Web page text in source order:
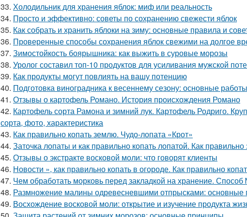
33. Холодильник для хранения яблок: миф или реальность
34. Просто и эффективно: советы по сохранению свежести яблок
35. Как собрать и хранить яблоки на зиму: основные правила и
36. Проверенные способы сохранения яблок свежими на долгое
37. Зимостойкость боярышника: как выжить в суровые морозы
38. Уролог составил топ-10 продуктов для усиливания мужской
39. Как продукты могут повлиять на вашу потенцию
40. Подготовка виноградника к весеннему сезону: основные
41. Отзывы о картофель Романо. История происхождения Романо
42. Картофель сорта Рамона и зимний лук. Картофель Родриго.
сорта, фото, характеристика
43. Как правильно копать землю. Чудо-лопата «Крот»
44. Заточка лопаты и как правильно копать лопатой. Как правильно
45. Отзывы о экстракте восковой моли: что говорят клиенты
46. Новости », как правильно копать в огороде. Как правильно
47. Чем обработать морковь перед закладкой на хранение.
48. Размножение малины одревесневшими отпрысками: основные
49. Восхождение восковой моли: открытие и изучение продукта